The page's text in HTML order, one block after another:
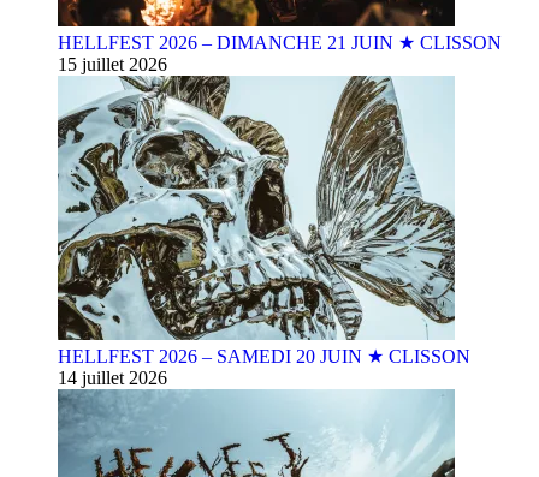
HELLFEST 2026 – DIMANCHE 21 JUIN ★ CLISSON
15 juillet 2026
HELLFEST 2026 – SAMEDI 20 JUIN ★ CLISSON
14 juillet 2026